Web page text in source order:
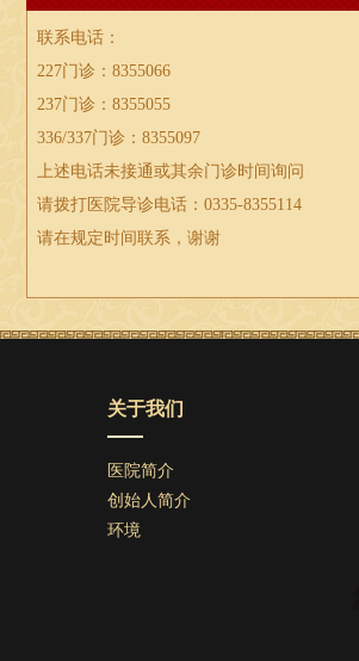
联系电话：
227门诊：8355066
237门诊：8355055
336/337门诊：8355097
上述电话未接通或其余门诊时间询问
请拨打医院导诊电话：0335-8355114
请在规定时间联系，谢谢
关于我们
医院简介
创始人简介
环境